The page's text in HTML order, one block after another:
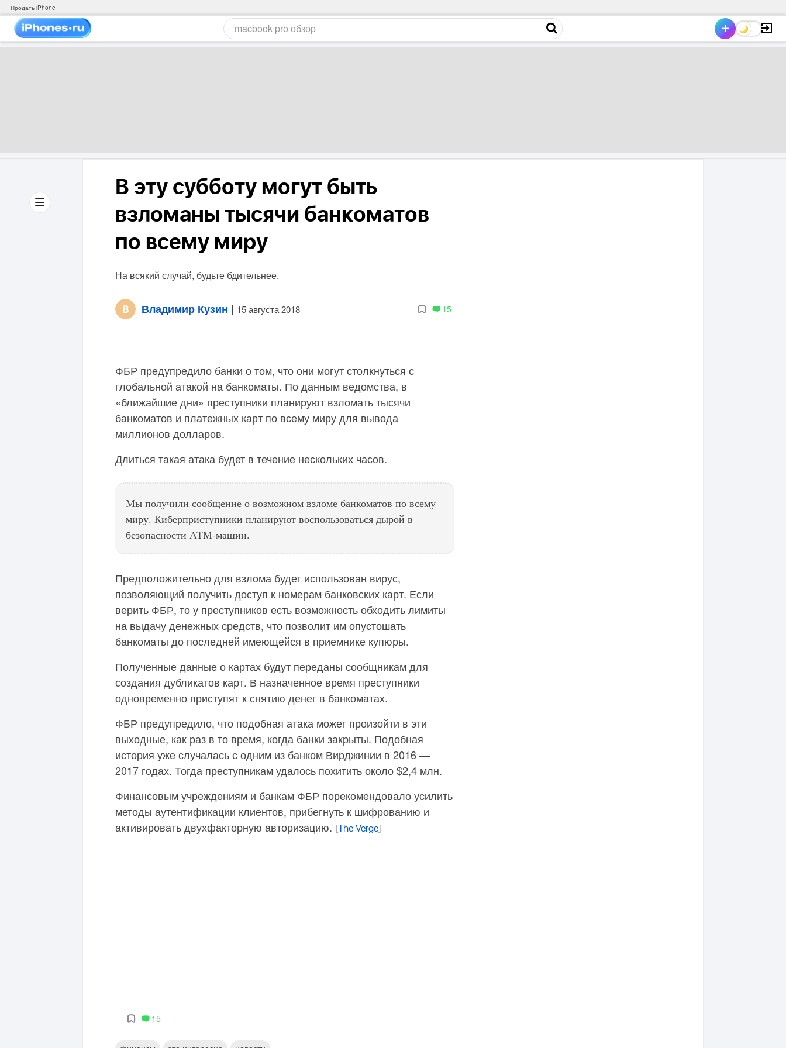
Продать iPhone
В эту субботу могут быть
взломаны тысячи банкоматов
по всему миру
На всякий случай, будьте бдительнее.
Владимир Кузин | 15 августа 2018 15
ФБР предупредило банки о том, что они могут столкнуться с
глобальной атакой на банкоматы. По данным ведомства, в
«ближайшие дни» преступники планируют взломать тысячи
банкоматов и платежных карт по всему миру для вывода
миллионов долларов.
Длиться такая атака будет в течение нескольких часов.
Мы получили сообщение о возможном взломе банкоматов по всему
миру. Киберприступники планируют воспользоваться дырой в
безопасности ATM-машин.
Предположительно для взлома будет использован вирус,
позволяющий получить доступ к номерам банковских карт. Если
верить ФБР, то у преступников есть возможность обходить лимиты
на выдачу денежных средств, что позволит им опустошать
банкоматы до последней имеющейся в приемнике купюры.
Полученные данные о картах будут переданы сообщникам для
создания дубликатов карт. В назначенное время преступники
одновременно приступят к снятию денег в банкоматах.
ФБР предупредило, что подобная атака может произойти в эти
выходные, как раз в то время, когда банки закрыты. Подобная
история уже случалась с одним из банком Вирджинии в 2016 —
2017 годах. Тогда преступникам удалось похитить около $2,4 млн.
Финансовым учреждениям и банкам ФБР порекомендовало усилить
методы аутентификации клиентов, прибегнуть к шифрованию и
активировать двухфакторную авторизацию.
The Verge
15